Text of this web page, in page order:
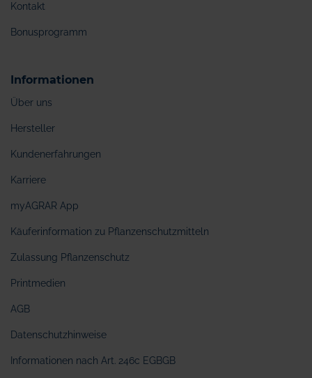
Kontakt
Bonusprogramm
Informationen
Über uns
Hersteller
Kundenerfahrungen
Karriere
myAGRAR App
Käuferinformation zu Pflanzenschutzmitteln
Zulassung Pflanzenschutz
Printmedien
AGB
Datenschutzhinweise
Informationen nach Art. 246c EGBGB